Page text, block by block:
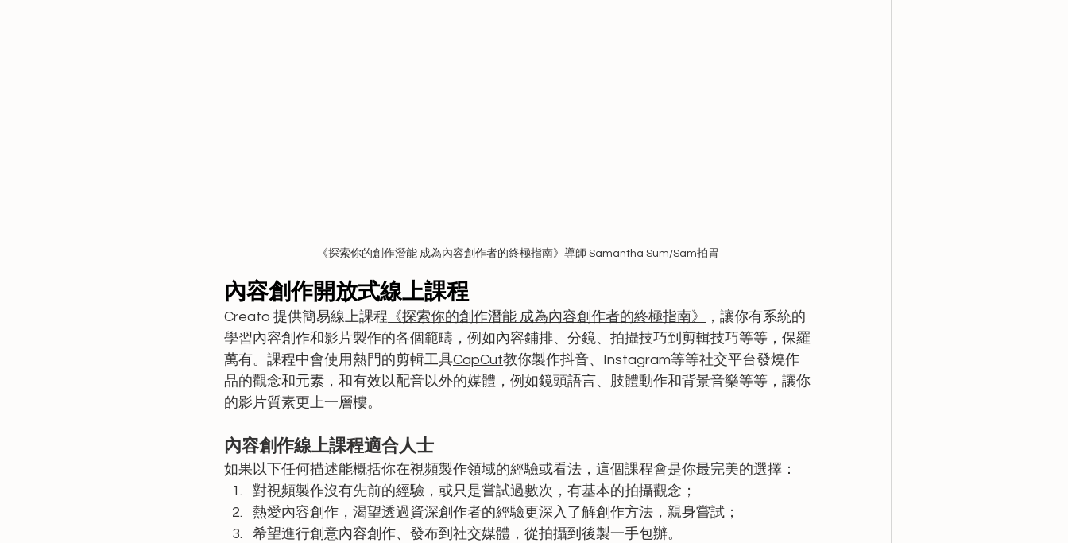
《探索你的創作潛能 成為內容創作者的終極指南》導師 Samantha Sum/Sam拍胃
內容創作開放式線上課程
Creato 提供簡易線上課程 《探索你的創作潛能 成為內容創作者的終極指南》
，讓你有系統的
學習內容創作和影片製作的各個範疇，例如內容鋪排、分鏡、拍攝技巧到剪輯技巧等等，保羅
萬有。課程中會使用熱門的剪輯工具CapCut教你製作抖音、Instagram等等社交平台發燒作
品的觀念和元素，和有效以配音以外的媒體，例如鏡頭語言、肢體動作和背景音樂等等，讓你
的影片質素更上一層樓。
內容創作線上課程適合人士
如果以下任何描述能概括你在視頻製作領域的經驗或看法，這個課程會是你最完美的選擇：
對視頻製作沒有先前的經驗，或只是嘗試過數次，有基本的拍攝觀念；
熱愛內容創作，渴望透過資深創作者的經驗更深入了解創作方法，親身嘗試；
希望進行創意內容創作、發布到社交媒體，從拍攝到後製一手包辦。